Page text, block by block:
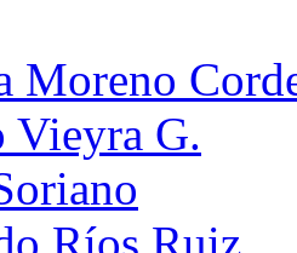
Moreno
Vieyra G.
Ríos Ruiz